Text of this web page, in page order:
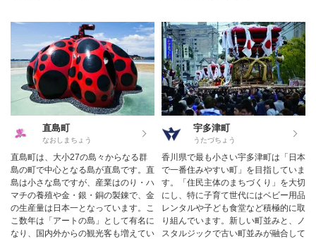
直島町
なおしまちょう
直島町は、大小27の島々からなる群
島の町で中心となる島が直島です。直
島は小さな島ですが、産業はのり・ハ
マチの養殖や金・銀・銅の製錬で、金
の生産量は日本一となっています。こ
こ数年は「アートの島」として有名に
なり、国内外からの観光客も増えてい
宇多津町
うたづちょう
香川県で最も小さい宇多津町は「日本
で一番住みやすい町」を目指していま
す。「住民主体のまちづくり」を大切
にし、特に子育て世代にはベビー用品
レンタルや子ども食堂など積極的に取
り組んでいます。新しい町並みと、ノ
スタルジックで古い町並みが融合して